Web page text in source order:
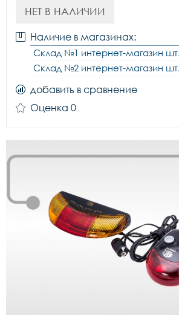
НЕТ В НАЛИЧИИ
Наличие в магазинах:
Склад №1 интернет-магазин шт.
Склад №2 интернет-магазин шт.
добавить в сравнение
Оценка 0